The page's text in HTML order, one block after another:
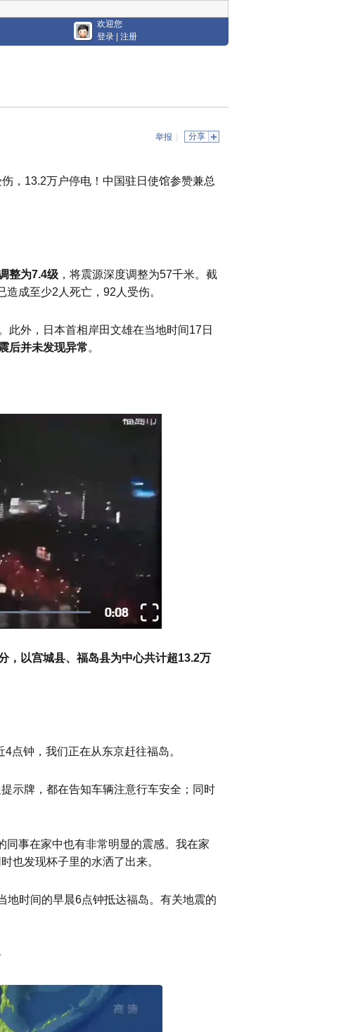
欢迎您
登录
注册
分享
举报
，13.2万户停电！中国驻日使馆参赞兼总
整为7.4级 ，将震源深度调整为57千米。截
成至少2人死亡，92人受伤。
此外， 日本首相岸田文雄在当地时间17日
后并未发现异常。
，以宫城县、福岛县为中心共计超13.2万
点钟，我们正在从东京赶往福岛。
示牌，都在告知车辆注意行车安全；同时
同事在家中也有非常明显的震感。我在家
也发现杯子里的水洒了出来。
地时间的早晨6点钟抵达福岛。有关地震的